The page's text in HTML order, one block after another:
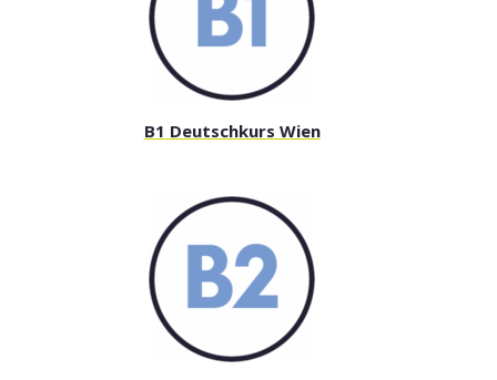
B1 Deutschkurs Wien